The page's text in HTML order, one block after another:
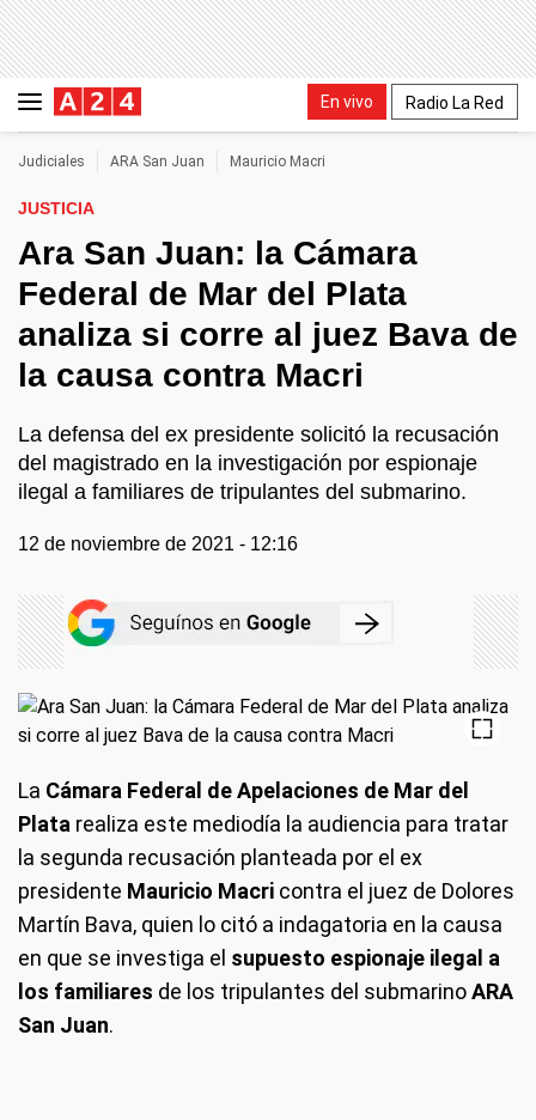
En vivo Radio La Red
Judiciales ARA San Juan Mauricio Macri
JUSTICIA
Ara San Juan: la Cámara
Federal de Mar del Plata
analiza si corre al juez Bava de
la causa contra Macri
La defensa del ex presidente solicitó la recusación
del magistrado en la investigación por espionaje
ilegal a familiares de tripulantes del submarino.
12 de noviembre de 2021 - 12:16
La Cámara Federal de Apelaciones de Mar del
Plata realiza este mediodía la audiencia para tratar
la segunda recusación planteada por el ex
presidente Mauricio Macri contra el juez de Dolores
Martín Bava, quien lo citó a indagatoria en la causa
en que se investiga el supuesto espionaje ilegal a
los familiares de los tripulantes del submarinoARA
San Juan.